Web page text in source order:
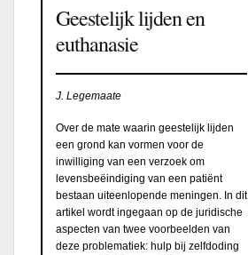
Geestelijk lijden en
euthanasie
J. Legemaate
Over de mate waarin geestelijk lijden
een grond kan vormen voor de
inwilliging van een verzoek om
levensbeëindiging van een patiënt
bestaan uiteenlopende meningen. In dit
artikel wordt ingegaan op de juridische
aspecten van twee voorbeelden van
deze problematiek: hulp bij zelfdoding